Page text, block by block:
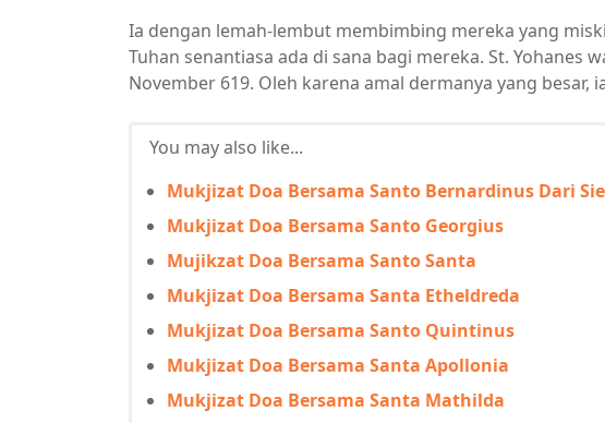
Ia dengan lemah-lembut membimbing mereka yang
Tuhan senantiasa ada di sana bagi mereka. St. Yohanes
November 619. Oleh karena amal dermanya yang besar,
You may also like...
Mukjizat Doa Bersama Santo Bernardinus Dari
Mukjizat Doa Bersama Santo Georgius
Mujikzat Doa Bersama Santo Santa
Mukjizat Doa Bersama Santa Etheldreda
Mukjizat Doa Bersama Santo Quintinus
Mukjizat Doa Bersama Santa Apollonia
Mukjizat Doa Bersama Santa Mathilda